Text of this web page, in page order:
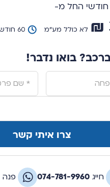
החל מ-
לא כולל מע”מ
ברכב? בואו נדבר!
חייג 074-781-9960 פנה